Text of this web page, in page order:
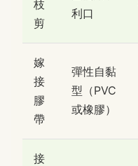
枝
剪
利口
嫁
接
膠
帶
彈性自黏
型（PVC
或橡膠）
接